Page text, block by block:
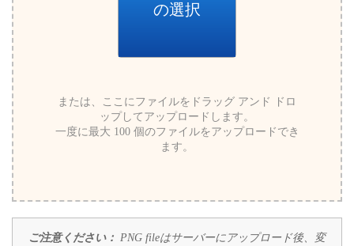
の選択
または、ここにファイルをドラッグ アンド ドロ
ップしてアップロードします。
一度に最大 100 個のファイルをアップロードでき
ます。
ご注意ください： PNG fileはサーバーにアップロード後、変